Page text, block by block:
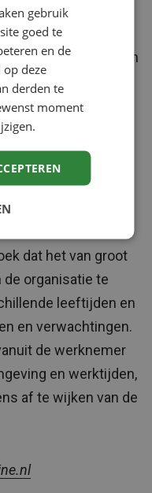
bij het
een op de vijf
en feestjes een
de werkvloer.
geven dit
medewerkers
Leader Health
dat het van groot
de organisatie te
leeftijden en
en verwachtingen.
de werknemer
en werktijden,
af te wijken van de
gebruik
goed te
en de
deze
derden te
moment